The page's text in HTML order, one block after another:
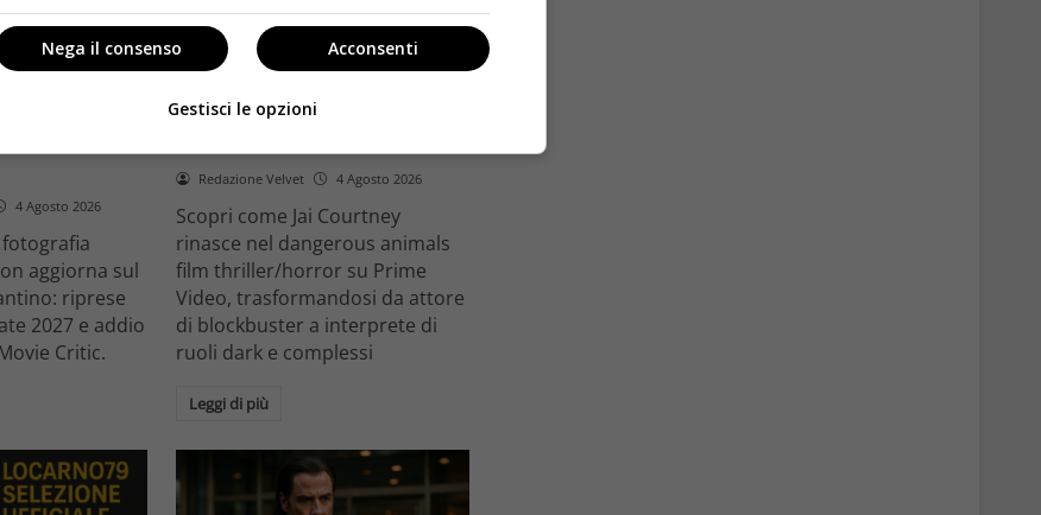
e il decimo
rivela
e l’addio a
4 Agosto 2026
aggiorna sul
riprese
2027 e addio
Critic.
Anteprime
Dangerous Animals su Prime
Redazione Velvet 4 Agosto 2026
Scopri come Jai Courtney
rinasce nel dangerous animals
film thriller/horror su Prime
Video, trasformandosi da attore
di blockbuster a interprete di
ruoli dark e complessi
Leggi di più
Acconsenti
Nega il consenso
Gestisci le opzioni